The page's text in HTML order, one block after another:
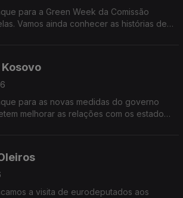
para a Green Week da Comissão
Vamos ainda conhecer as histórias de 3
para as novas medidas do governo
melhorar as relações com os estados
a visita de eurodeputados aos